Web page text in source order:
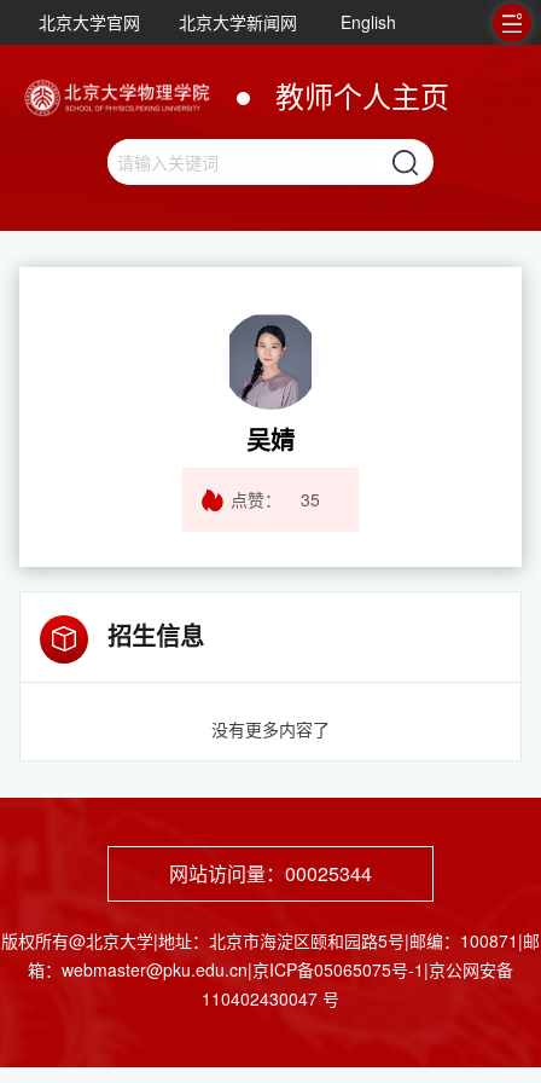
北京大学官网 北京大学新闻网 English
教师个人主页
吴婧
点赞： 35
招生信息
没有更多内容了
网站访问量： 00025344
版权所有@北京大学|地址：北京市海淀区颐和园路5号|邮编：100871|邮
箱：webmaster@pku.edu.cn|京ICP备05065075号-1|京公网安备
110402430047 号